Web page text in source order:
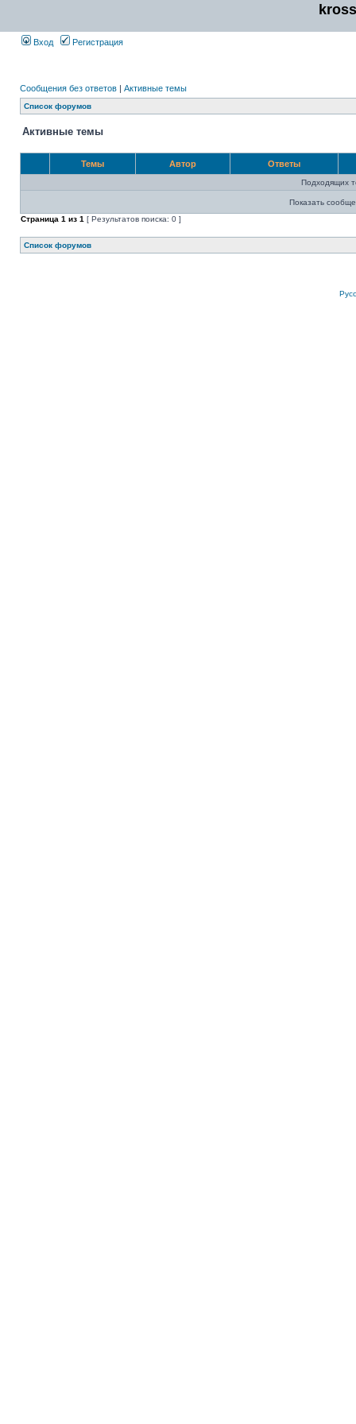
Вход Регистрация
Сообщения без ответов | Активные темы
Список форумов
Активные темы
Темы Автор Ответы
Подходящих
Показать
Страница 1 из 1 [ Результатов поиска: 0 ]
Список форумов